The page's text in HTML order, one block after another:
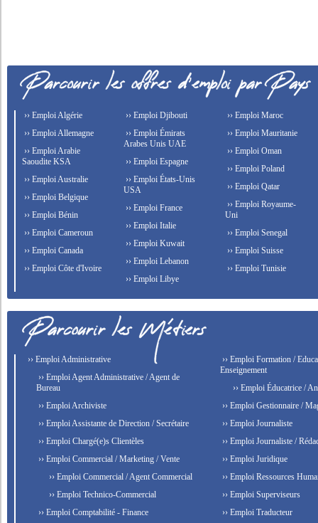
›› Emploi Algérie
›› Emploi Allemagne
›› Emploi Arabie
Saoudite KSA
›› Emploi Australie
›› Emploi Belgique
›› Emploi Bénin
›› Emploi Cameroun
›› Emploi Canada
›› Emploi Côte d'Ivoire
›› Emploi Djibouti
›› Emploi Émirats
Arabes Unis UAE
›› Emploi Espagne
›› Emploi États-Unis
USA
›› Emploi France
›› Emploi Italie
›› Emploi Kuwait
›› Emploi Lebanon
›› Emploi Libye
›› Emploi Maroc
›› Emploi Mauritanie
›› Emploi Oman
›› Emploi Poland
›› Emploi Qatar
›› Emploi Royaume-
Uni
›› Emploi Senegal
›› Emploi Suisse
›› Emploi Tunisie
›› Emploi Administrative
›› Emploi Agent Administrative / Agent de
Bureau
›› Emploi Archiviste
›› Emploi Assistante de Direction / Secrétaire
›› Emploi Chargé(e)s Clientèles
›› Emploi Commercial / Marketing / Vente
›› Emploi Commercial / Agent Commercial
›› Emploi Technico-Commercial
›› Emploi Comptabilité - Finance
›› Emploi Formation /
Enseignement
›› Emploi Éducatrice /
›› Emploi Gestionnaire /
›› Emploi Journaliste
›› Emploi Journaliste /
›› Emploi Juridique
›› Emploi Ressources
›› Emploi Superviseurs
›› Emploi Traducteur